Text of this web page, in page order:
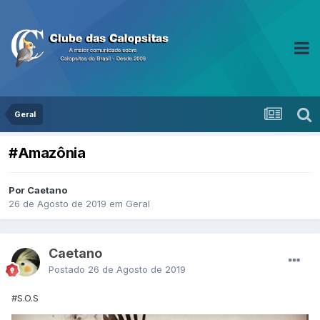
Geral
#Amazônia
Por Caetano
26 de Agosto de 2019 em Geral
Caetano
Postado 26 de Agosto de 2019
#S.O.S